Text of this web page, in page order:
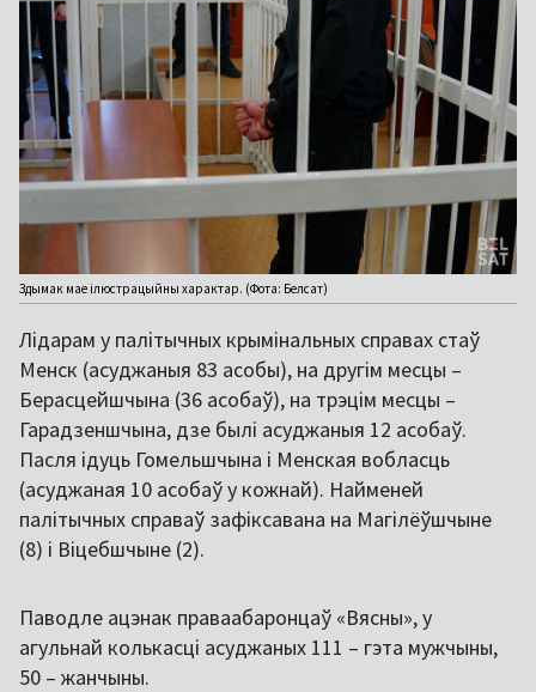
Здымак мае ілюстрацыйны характар. (Фота: Белсат)
Лідарам у палітычных крымінальных справах стаў
Менск (асуджаныя 83 асобы), на другім месцы –
Берасцейшчына (36 асобаў), на трэцім месцы –
Гарадзеншчына, дзе былі асуджаныя 12 асобаў.
Пасля ідуць Гомельшчына і Менская вобласць
(асуджаная 10 асобаў у кожнай). Найменей
палітычных справаў зафіксавана на Магілёўшчыне
(8) і Віцебшчыне (2).
Паводле ацэнак праваабаронцаў «Вясны», у
агульнай колькасці асуджаных 111 – гэта мужчыны,
50 – жанчыны.